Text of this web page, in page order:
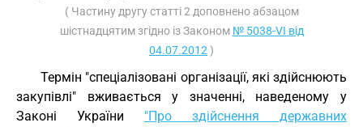
( Частину другу статті 2 доповнено абзацом
шістнадцятим згідно із Законом № 5038-VI від
04.07.2012 )
Термін "спеціалізовані організації, які здійснюють
закупівлі" вживається у значенні, наведеному у
Законі України "Про здійснення державних